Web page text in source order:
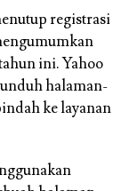
registrasi
ini. Yahoo
halaman-
ke layanan